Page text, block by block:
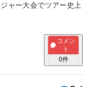
ャー大会でツアー史上
コメン
ト
0件